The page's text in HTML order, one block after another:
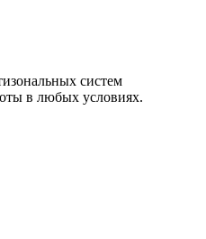
систем
в любых условиях.